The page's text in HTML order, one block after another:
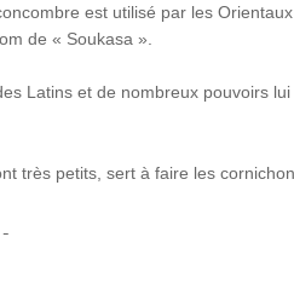
est utilisé par les
de « Soukasa ».
Latins et de nombreux pouvoirs
très petits, sert à faire les